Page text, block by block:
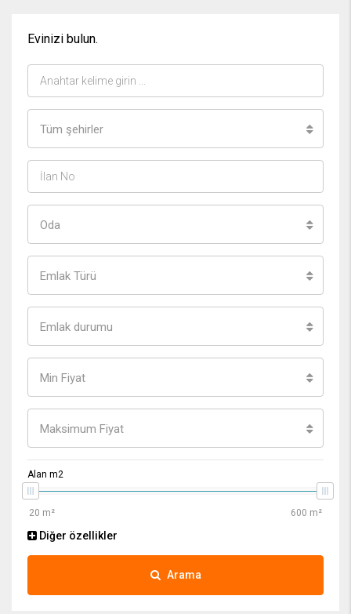
Evinizi bulun.
Tüm şehirler
Oda
Emlak Türü
Emlak durumu
Min Fiyat
Maksimum Fiyat
Alan m2
Diğer özellikler
Arama